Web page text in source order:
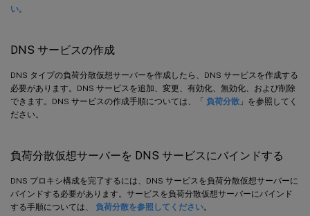
い。
DNS サービスの作成
DNS タイプの負荷分散仮想サーバーを作成したら、DNS サービスを作成する
必要があります。DNS サービスを追加、変更、有効化、無効化、および削除
できます。DNS サービスの作成手順については、「 負荷分散 」を参照してく
ださい。
負荷分散仮想サーバーを DNS サービスにバインドする
DNS プロキシ構成を完了するには、DNS サービスを負荷分散仮想サーバーに
バインドする必要があります。サービスを負荷分散仮想サーバーにバインド
する手順については、 負荷分散を参照してください。